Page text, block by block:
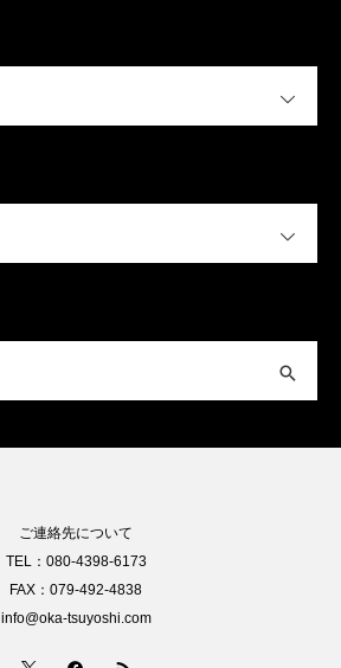
ご連絡先について
TEL：080-4398-6173
FAX：079-492-4838
info@oka-tsuyoshi.com